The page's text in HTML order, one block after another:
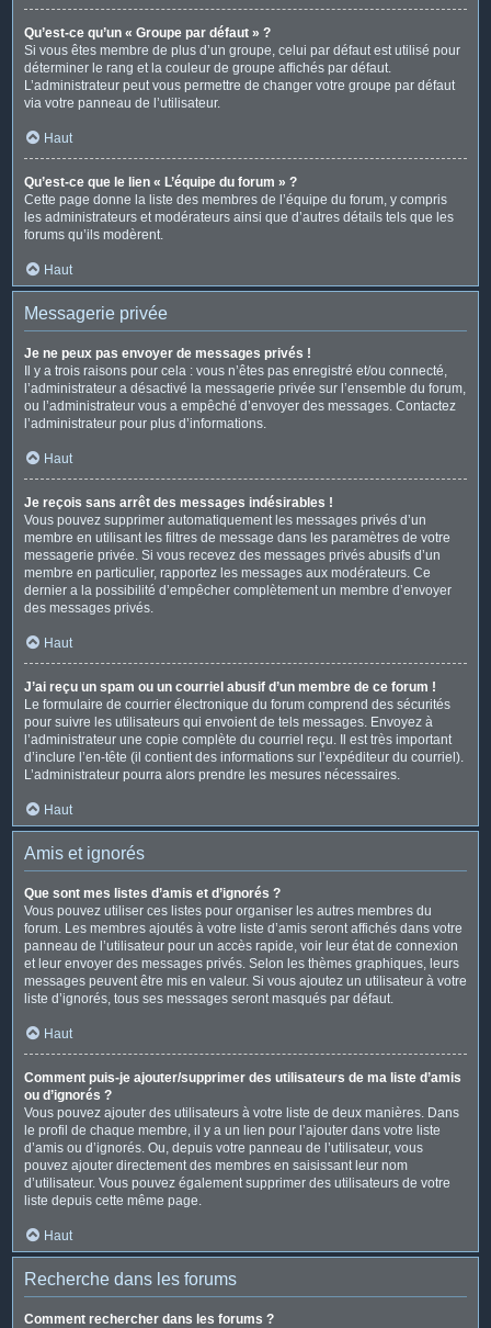
Qu’est-ce qu’un « Groupe par défaut » ?
Si vous êtes membre de plus d’un groupe, celui par défaut est utilisé pour
déterminer le rang et la couleur de groupe affichés par défaut.
L’administrateur peut vous permettre de changer votre groupe par défaut
via votre panneau de l’utilisateur.
Haut
Qu’est-ce que le lien « L’équipe du forum » ?
Cette page donne la liste des membres de l’équipe du forum, y compris
les administrateurs et modérateurs ainsi que d’autres détails tels que les
forums qu’ils modèrent.
Haut
Messagerie privée
Je ne peux pas envoyer de messages privés !
Il y a trois raisons pour cela : vous n’êtes pas enregistré et/ou connecté,
l’administrateur a désactivé la messagerie privée sur l’ensemble du forum,
ou l’administrateur vous a empêché d’envoyer des messages. Contactez
l’administrateur pour plus d’informations.
Haut
Je reçois sans arrêt des messages indésirables !
Vous pouvez supprimer automatiquement les messages privés d’un
membre en utilisant les filtres de message dans les paramètres de votre
messagerie privée. Si vous recevez des messages privés abusifs d’un
membre en particulier, rapportez les messages aux modérateurs. Ce
dernier a la possibilité d’empêcher complètement un membre d’envoyer
des messages privés.
Haut
J’ai reçu un spam ou un courriel abusif d’un membre de ce forum !
Le formulaire de courrier électronique du forum comprend des sécurités
pour suivre les utilisateurs qui envoient de tels messages. Envoyez à
l’administrateur une copie complète du courriel reçu. Il est très important
d’inclure l’en-tête (il contient des informations sur l’expéditeur du courriel).
L’administrateur pourra alors prendre les mesures nécessaires.
Haut
Amis et ignorés
Que sont mes listes d’amis et d’ignorés ?
Vous pouvez utiliser ces listes pour organiser les autres membres du
forum. Les membres ajoutés à votre liste d’amis seront affichés dans votre
panneau de l’utilisateur pour un accès rapide, voir leur état de connexion
et leur envoyer des messages privés. Selon les thèmes graphiques, leurs
messages peuvent être mis en valeur. Si vous ajoutez un utilisateur à votre
liste d’ignorés, tous ses messages seront masqués par défaut.
Haut
Comment puis-je ajouter/supprimer des utilisateurs de ma liste d’amis
ou d’ignorés ?
Vous pouvez ajouter des utilisateurs à votre liste de deux manières. Dans
le profil de chaque membre, il y a un lien pour l’ajouter dans votre liste
d’amis ou d’ignorés. Ou, depuis votre panneau de l’utilisateur, vous
pouvez ajouter directement des membres en saisissant leur nom
d’utilisateur. Vous pouvez également supprimer des utilisateurs de votre
liste depuis cette même page.
Haut
Recherche dans les forums
Comment rechercher dans les forums ?